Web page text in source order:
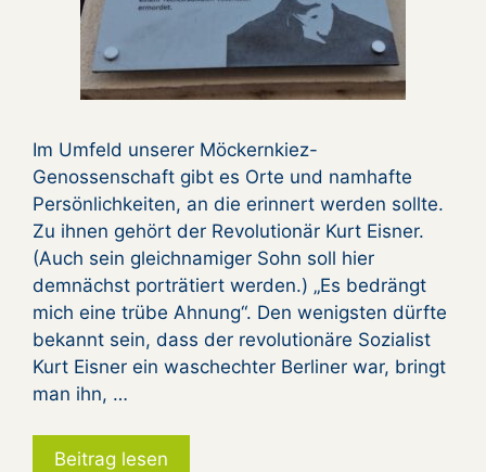
Im Umfeld unserer Möckernkiez-
Genossenschaft gibt es Orte und namhafte
Persönlichkeiten, an die erinnert werden sollte.
Zu ihnen gehört der Revolutionär Kurt Eisner.
(Auch sein gleichnamiger Sohn soll hier
demnächst porträtiert werden.) „Es bedrängt
mich eine trübe Ahnung“. Den wenigsten dürfte
bekannt sein, dass der revolutionäre Sozialist
Kurt Eisner ein waschechter Berliner war, bringt
man ihn, …
Beitrag lesen